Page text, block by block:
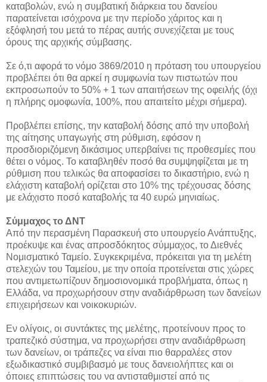
καταβολών, ενώ η συμβατική διάρκεια του δανείου
παρατείνεται ισόχρονα με την περίοδο χάριτος και η
εξόφλησή του μετά το πέρας αυτής συνεχίζεται με τους
όρους της αρχικής σύμβασης.
Σε ό,τι αφορά το νόμο 3869/2010 η πρόταση του υπουργείου
προβλέπει ότι θα αρκεί η συμφωνία των πιστωτών που
εκπροσωπούν το 50% + 1 των απαιτήσεων της οφειλής (όχι
η πλήρης ομοφωνία, 100%, που απαιτείτο μέχρι σήμερα).
Προβλέπει επίσης, την καταβολή δόσης από την υποβολή
της αίτησης υπαγωγής στη ρύθμιση, εφόσον η
προσδιοριζόμενη δικάσιμος υπερβαίνει τις προθεσμίες που
θέτει ο νόμος. Το καταβληθέν ποσό θα συμψηφίζεται με τη
ρύθμιση που τελικώς θα αποφασίσει το δικαστήριο, ενώ η
ελάχιστη καταβολή ορίζεται στο 10% της τρέχουσας δόσης
με ελάχιστο ποσό καταβολής τα 40 ευρώ μηνιαίως.
Σύμμαχος το ΔΝΤ
Από την περασμένη Παρασκευή στο υπουργείο Ανάπτυξης,
προέκυψε και ένας απροσδόκητος σύμμαχος, το Διεθνές
Νομισματικό Ταμείο. Συγκεκριμένα, πρόκειται για τη μελέτη
στελεχών του Ταμείου, με την οποία προτείνεται στις χώρες
που αντιμετωπίζουν δημοσιονομικά προβλήματα, όπως η
Ελλάδα, να προχωρήσουν στην αναδιάρθρωση των δανείων
επιχειρήσεων και νοικοκυριών.
Εν ολίγοις, οι συντάκτες της μελέτης, προτείνουν προς το
τραπεζικό σύστημα, να προχωρήσει στην αναδιάρθρωση
των δανείων, οι τράπεζες να είναι πιο θαρραλέες στον
εξωδικαστικό συμβιβασμό με τους δανειολήπτες και οι
όποιες επιπτώσεις του να αντισταθμιστεί από τις